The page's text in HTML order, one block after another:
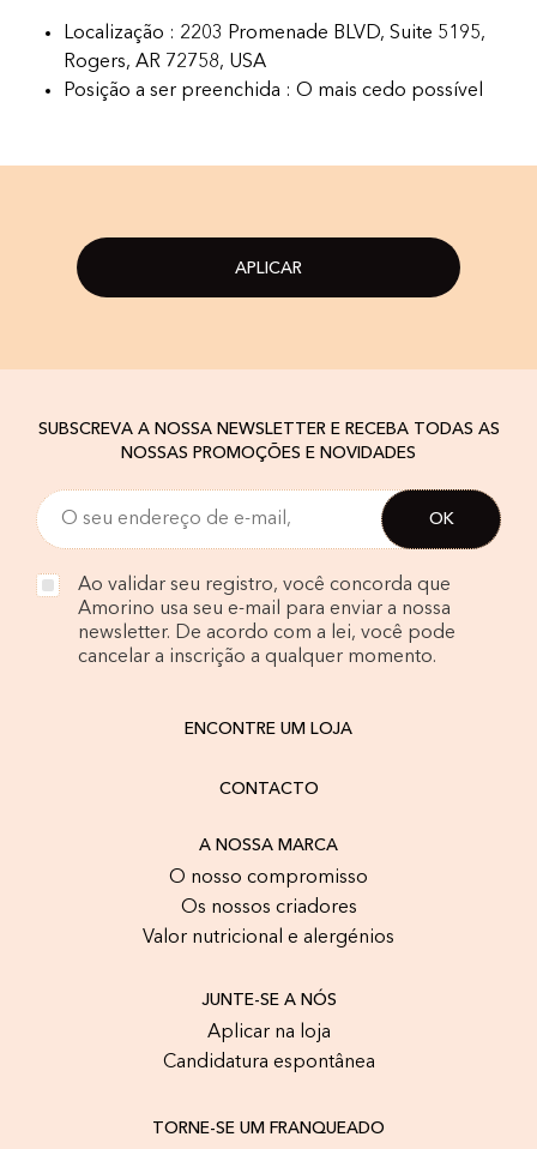
Localização : 2203 Promenade BLVD, Suite 5195,
Rogers, AR 72758, USA
Posição a ser preenchida : O mais cedo possível
APLICAR
SUBSCREVA A NOSSA NEWSLETTER E RECEBA TODAS AS
NOSSAS PROMOÇÕES E NOVIDADES
Ao validar seu registro, você concorda que
Amorino usa seu e-mail para enviar a nossa
newsletter. De acordo com a lei, você pode
cancelar a inscrição a qualquer momento.
ENCONTRE UM LOJA
CONTACTO
A NOSSA MARCA
O nosso compromisso
Os nossos criadores
Valor nutricional e alergénios
JUNTE-SE A NÓS
Aplicar na loja
Candidatura espontânea
TORNE-SE UM FRANQUEADO